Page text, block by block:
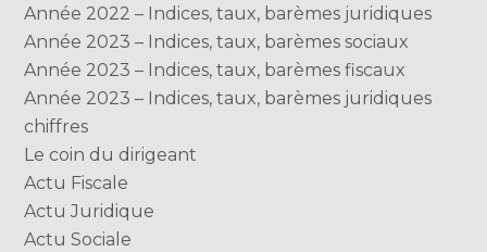
Année 2022 – Indices, taux, barèmes juridiques
Année 2023 – Indices, taux, barèmes sociaux
Année 2023 – Indices, taux, barèmes fiscaux
Année 2023 – Indices, taux, barèmes juridiques
chiffres
Le coin du dirigeant
Actu Fiscale
Actu Juridique
Actu Sociale